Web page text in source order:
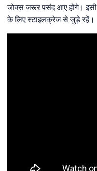
जोक्स जरूर पसंद आए होंगे।
के लिए स्टाइलक्रेज से जुड़े रहें।